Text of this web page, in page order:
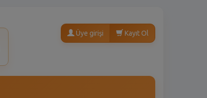
Üye girişi Kayıt Ol